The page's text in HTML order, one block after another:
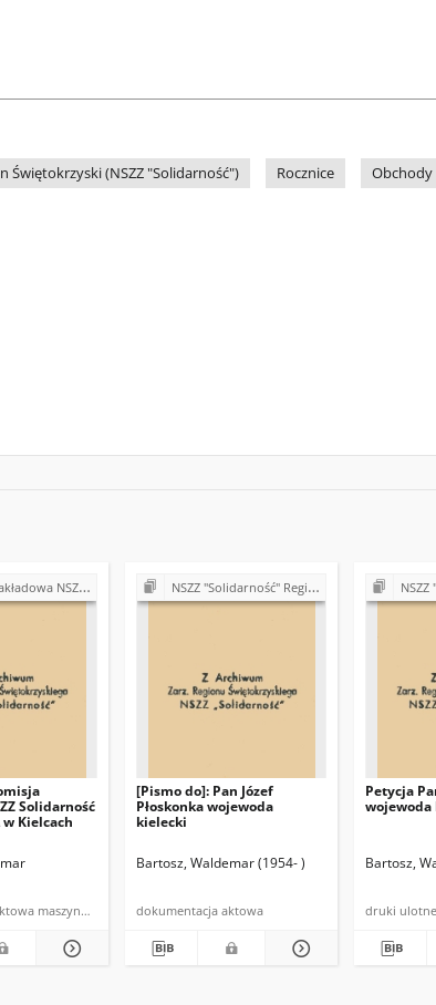
Świętokrzyski (NSZZ "Solidarność") Rocznice Obchody
Łożysk Tocznych "Iskra" w Kielcach (lata 90.)
Solidarność
w Kielcach
dokumentacja aktowa maszynopis
NSZZ "Solidarność" Region Świętokrzyski (lata 90.)
[Pismo do]: Pan Józef
Płoskonka wojewoda
kielecki
Bartosz, Waldemar (1954- )
dokumentacja aktowa
NSZZ
Petycja
wojewoda
Bartosz,
druki ulotne